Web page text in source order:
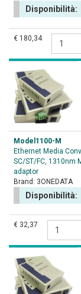
Disponibilità:
€ 180,34
Model1100-M
Ethernet Media
SC/ST/FC, 1310nm
adaptor
Brand: 3ONEDATA
Disponibilità:
€ 32,37